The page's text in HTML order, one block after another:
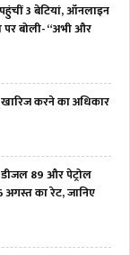
3 बेटियां, ऑनलाइन
बोली- “अभी और
करने का अधिकार
89 और पेट्रोल
अगस्त का रेट, जानिए